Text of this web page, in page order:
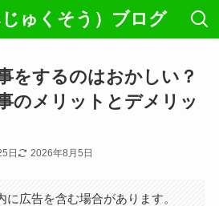
ゅくそう）ブログ
をするのはおかしい？
のメリットとデメリッ
日 2026年8月5日
に広告を含む場合があります。